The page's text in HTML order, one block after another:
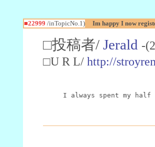
■22999 /inTopicNo.1) Im happy I now
□投稿者/ Jerald -
□U R L/ http://
I always spent my